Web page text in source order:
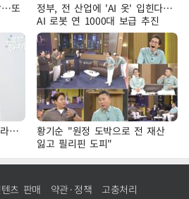
…또
정부, 전 산업에 'AI 옷' 입힌다…
AI 로봇 연 1000대 보급 추진
라…
황기순 "원정 도박으로 전 재산
잃고 필리핀 도피"
츠 판매 약관·정책 고충처리